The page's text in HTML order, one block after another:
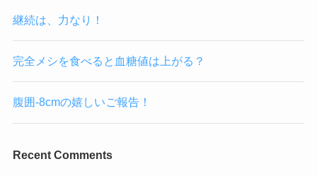
継続は、力なり！
完全メシを食べると血糖値は上がる？
腹囲-8cmの嬉しいご報告！
Recent Comments